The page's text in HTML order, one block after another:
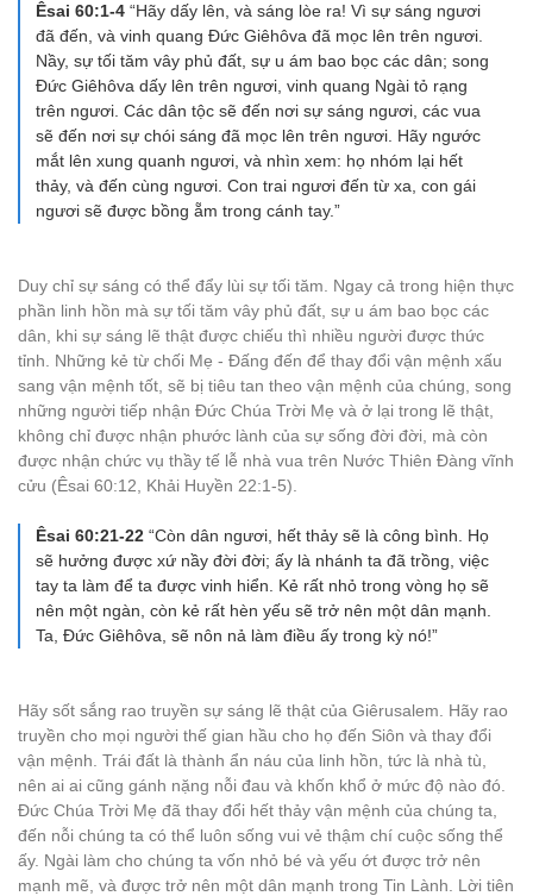
Êsai 60:1-4 “Hãy dấy lên, và sáng lòe ra! Vì sự sáng ngươi
đã đến, và vinh quang Ðức Giêhôva đã mọc lên trên ngươi.
Nầy, sự tối tăm vây phủ đất, sự u ám bao bọc các dân; song
Ðức Giêhôva dấy lên trên ngươi, vinh quang Ngài tỏ rạng
trên ngươi. Các dân tộc sẽ đến nơi sự sáng ngươi, các vua
sẽ đến nơi sự chói sáng đã mọc lên trên ngươi. Hãy ngước
mắt lên xung quanh ngươi, và nhìn xem: họ nhóm lại hết
thảy, và đến cùng ngươi. Con trai ngươi đến từ xa, con gái
ngươi sẽ được bồng ẵm trong cánh tay.”
Duy chỉ sự sáng có thể đẩy lùi sự tối tăm. Ngay cả trong hiện thực
phần linh hồn mà sự tối tăm vây phủ đất, sự u ám bao bọc các
dân, khi sự sáng lẽ thật được chiếu thì nhiều người được thức
tỉnh. Những kẻ từ chối Mẹ - Đấng đến để thay đổi vận mệnh xấu
sang vận mệnh tốt, sẽ bị tiêu tan theo vận mệnh của chúng, song
những người tiếp nhận Đức Chúa Trời Mẹ và ở lại trong lẽ thật,
không chỉ được nhận phước lành của sự sống đời đời, mà còn
được nhận chức vụ thầy tế lễ nhà vua trên Nước Thiên Đàng vĩnh
cửu (Êsai 60:12, Khải Huyền 22:1-5).
Êsai 60:21-22 “Còn dân ngươi, hết thảy sẽ là công bình. Họ
sẽ hưởng được xứ nầy đời đời; ấy là nhánh ta đã trồng, việc
tay ta làm để ta được vinh hiển. Kẻ rất nhỏ trong vòng họ sẽ
nên một ngàn, còn kẻ rất hèn yếu sẽ trở nên một dân mạnh.
Ta, Ðức Giêhôva, sẽ nôn nả làm điều ấy trong kỳ nó!”
Hãy sốt sắng rao truyền sự sáng lẽ thật của Giêrusalem. Hãy rao
truyền cho mọi người thế gian hầu cho họ đến Siôn và thay đổi
vận mệnh. Trái đất là thành ẩn náu của linh hồn, tức là nhà tù,
nên ai ai cũng gánh nặng nỗi đau và khốn khổ ở mức độ nào đó.
Đức Chúa Trời Mẹ đã thay đổi hết thảy vận mệnh của chúng ta,
đến nỗi chúng ta có thể luôn sống vui vẻ thậm chí cuộc sống thể
ấy. Ngài làm cho chúng ta vốn nhỏ bé và yếu ớt được trở nên
mạnh mẽ, và được trở nên một dân mạnh trong Tin Lành. Lời tiên